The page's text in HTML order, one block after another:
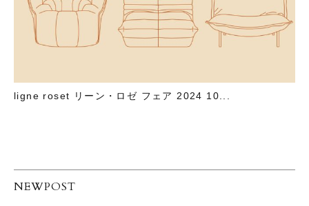
ligne roset リーン・ロゼ フェア 2024 10...
NEWPOST